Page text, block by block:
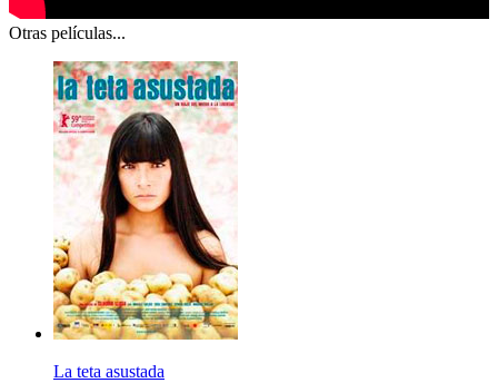
Otras películas...
La teta asustada